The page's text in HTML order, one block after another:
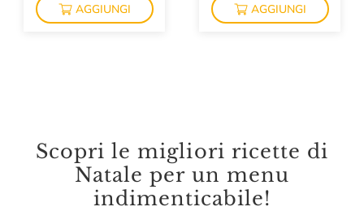
AGGIUNGI AGGIUNGI
Scopri le migliori ricette di
Natale per un menu
indimenticabile!